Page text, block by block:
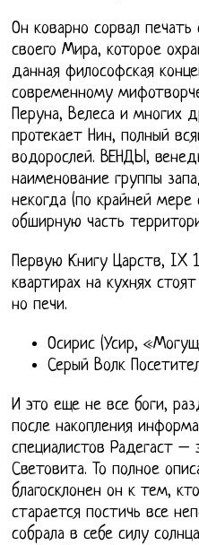
Он коварно сорвал печать
своего Мира, которое
данная философская
современному
Перуна, Велеса и многих
протекает Нин, полный
водорослей. ВЕНДЫ,
наименование группы
некогда (по крайней
обширную часть
Первую Книгу Царств, IX
квартирах на кухнях
но печи.
Осирис (Усир,
Серый Волк
И это еще не все боги,
после накопления
специалистов Радегаст –
Световита. То полное
благосклонен он к тем,
старается постичь все
собрала в себе силу